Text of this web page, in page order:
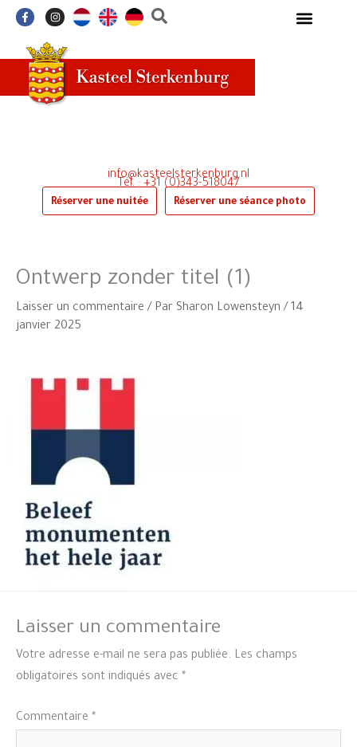
Aller
contenu
F
a
b
o
o
k
-
I
n
a
g
r
a
m
Réserver une nuitée Réserver une séance photo
Tél. : +31 (0)343-518047
info@kasteelsterkenburg.nl
Ontwerp zonder titel (1)
Laisser un commentaire / Par Sharon Lowensteyn / 14
janvier 2025
Laisser un commentaire
Votre adresse e-mail ne sera pas publiée. Les champs
obligatoires sont indiqués avec *
Commentaire *